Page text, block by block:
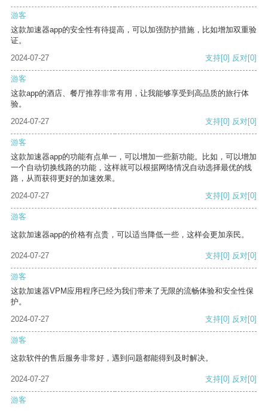
游客
这款加速器app的安全性有待提高，可以加强防护措施，比如增加双重验
证。
2024-07-27
支持[0] 反对[0]
游客
这款app的酒店、餐厅推荐非常有用，让我能够享受到高品质的旅行体
验。
2024-07-27
支持[0] 反对[0]
游客
这款加速器app的功能有点单一，可以增加一些新功能。比如，可以增加
一个自动切换线路的功能，这样就可以根据网络情况自动选择最优的线
路，从而获得更好的加速效果。
2024-07-27
支持[0] 反对[0]
游客
这款加速器app的价格有点贵，可以适当降低一些，这样会更加亲民。
2024-07-27 支持[0] 反对[0]
游客
这款加速器VPM应用程序已经为我们带来了无限的流畅体验和安全性保
护。
2024-07-27
支持[0] 反对[0]
游客
这款软件的售后服务非常好，遇到问题都能得到及时解决。
2024-07-27 支持[0] 反对[0]
游客